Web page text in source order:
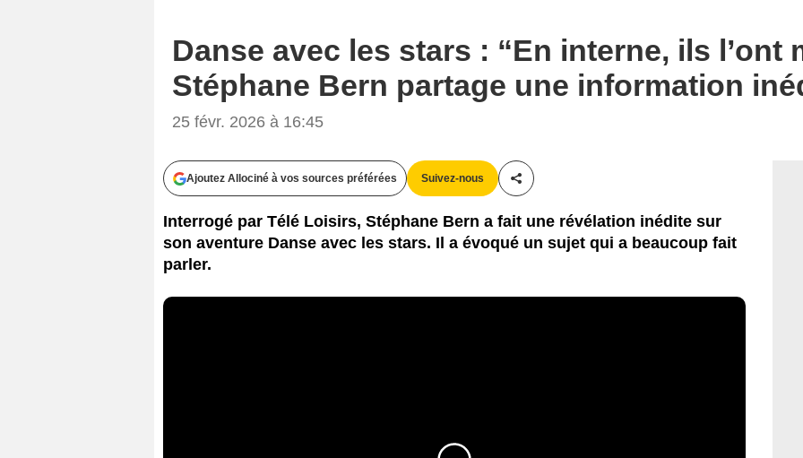
Danse avec les stars : “En interne, ils l’ont
Stéphane Bern partage une information
25 févr. 2026 à 16:45
Ajoutez Allociné à vos sources préférées Suivez-nous
Partager cet article
Interrogé par Télé Loisirs, Stéphane Bern a fait une révélation inédite sur
son aventure Danse avec les stars. Il a évoqué un sujet qui a beaucoup fait
parler.